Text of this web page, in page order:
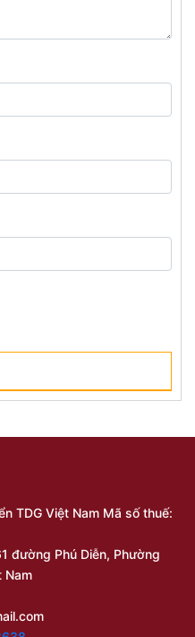
TDG Việt Nam Mã số thuế:
đường Phú Diễn, Phường
Nam